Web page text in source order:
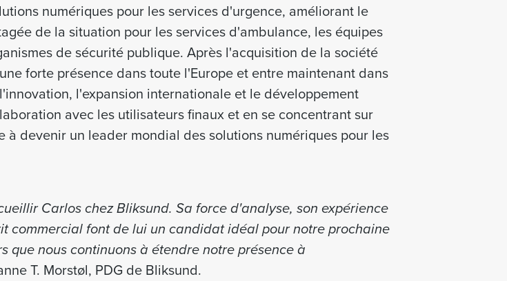
numériques pour les services d'urgence, améliorant le
de la situation pour les services d'ambulance, les équipes
de sécurité publique. Après l'acquisition de la société
forte présence dans toute l'Europe et entre maintenant dans
l'expansion internationale et le développement
avec les utilisateurs finaux et en se concentrant sur
devenir un leader mondial des solutions numériques pour les
Carlos chez Bliksund. Sa force d'analyse, son expérience
commercial font de lui un candidat idéal pour notre prochaine
que nous continuons à étendre notre présence à
T. Morstøl, PDG de Bliksund.